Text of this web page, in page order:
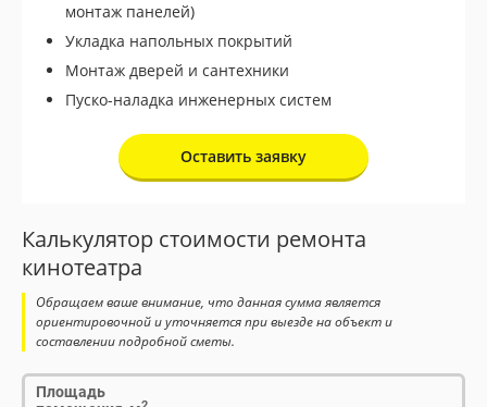
монтаж панелей)
Укладка напольных покрытий
Монтаж дверей и сантехники
Пуско-наладка инженерных систем
Оставить заявку
Калькулятор стоимости ремонта
кинотеатра
Обращаем ваше внимание, что данная сумма является
ориентировочной и уточняется при выезде на объект и
составлении подробной сметы.
Площадь